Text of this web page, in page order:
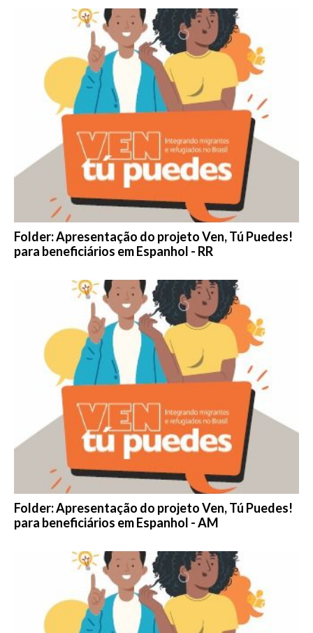
Folder: Apresentação do projeto Ven, Tú Puedes!
para beneficiários em Espanhol - RR
Folder: Apresentação do projeto Ven, Tú Puedes!
para beneficiários em Espanhol - AM